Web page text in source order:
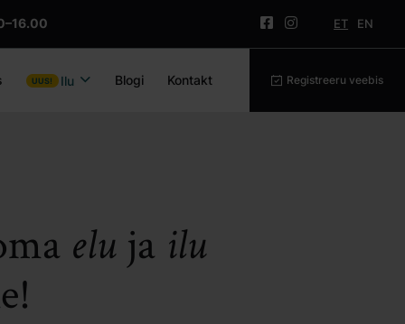
ET EN
Ilu Blogi Kontakt Registreeru veebis
eluja ilu